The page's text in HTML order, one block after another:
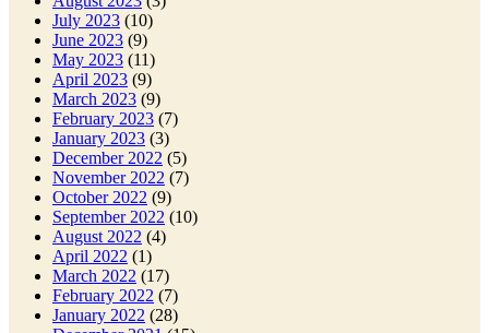
July 2023 (10)
June 2023 (9)
May 2023 (11)
April 2023 (9)
March 2023 (9)
February 2023 (7)
January 2023 (3)
December 2022 (5)
November 2022 (7)
October 2022 (9)
September 2022 (10)
August 2022 (4)
April 2022 (1)
March 2022 (17)
February 2022 (7)
January 2022 (28)